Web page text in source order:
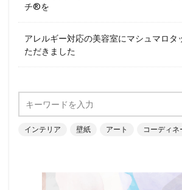
チ®︎を
アレルギー対応の美容室にマシュマロ
ただきました
インテリア 壁紙 アート コーディネ